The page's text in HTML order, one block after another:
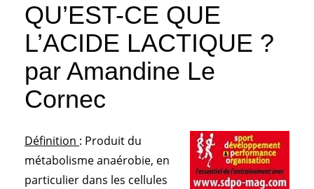
QU’EST-CE QUE
L’ACIDE LACTIQUE ?
par Amandine Le
Cornec
Définition : Produit du
métabolisme anaérobie, en
particulier dans les cellules